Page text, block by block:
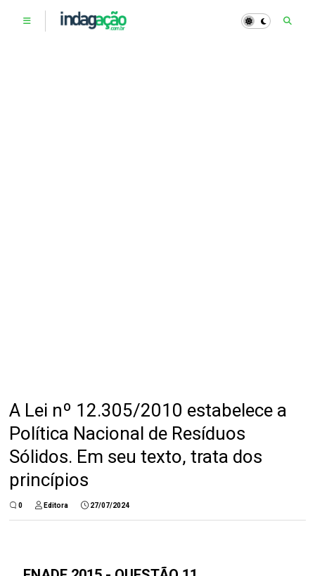
A Lei nº 12.305/2010 estabelece a
Política Nacional de Resíduos
Sólidos. Em seu texto, trata dos
princípios
0 Editora 27/07/2024